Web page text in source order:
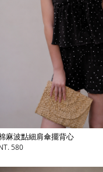
麻波點細肩傘擺背心
580